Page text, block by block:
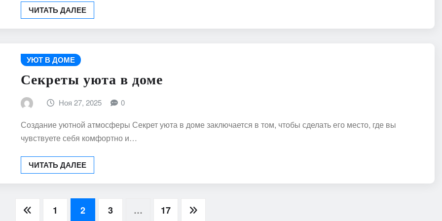
ЧИТАТЬ ДАЛЕЕ
УЮТ В ДОМЕ
Секреты уюта в доме
Ноя 27, 2025 0
Создание уютной атмосферы Секрет уюта в доме заключается в том, чтобы сделать его место, где вы
чувствуете себя комфортно и…
ЧИТАТЬ ДАЛЕЕ
1 2 3 … 17